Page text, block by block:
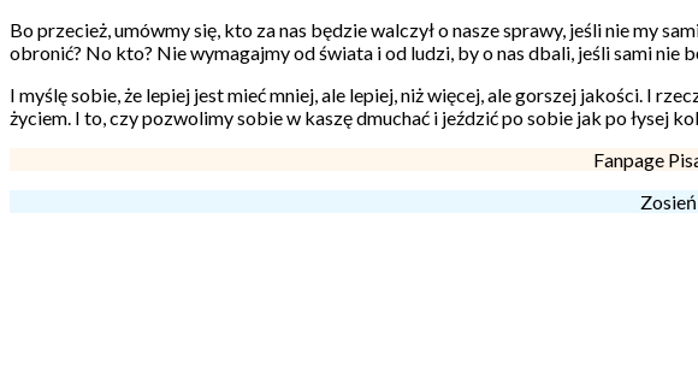
Bo przecież, umówmy się, kto za nas będzie walczył o nasze sprawy, jeśli nie my
obronić? No kto? Nie wymagajmy od świata i od ludzi, by o nas dbali, jeśli sami nie
I myślę sobie, że lepiej jest mieć mniej, ale lepiej, niż więcej, ale gorszej jakości. I
życiem. I to, czy pozwolimy sobie w kaszę dmuchać i jeździć po sobie jak po łysej
Fanpage